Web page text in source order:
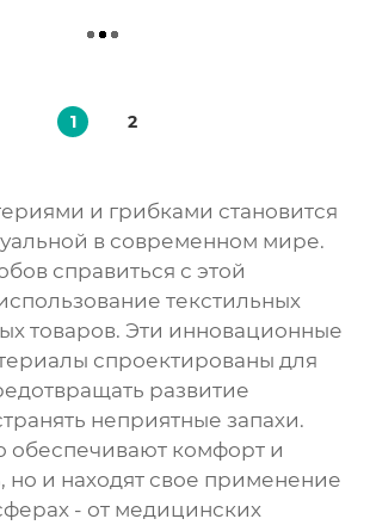
1 2
и грибками становится
в современном мире.
справиться с этой
текстильных
товаров. Эти инновационные
спроектированы для
развитие
неприятные запахи.
обеспечивают комфорт и
но и находят свое применение
- от медицинских